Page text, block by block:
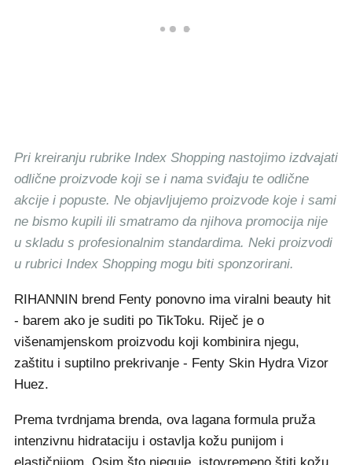
Pri kreiranju rubrike Index Shopping nastojimo izdvajati
odlične proizvode koji se i nama sviđaju te odlične
akcije i popuste. Ne objavljujemo proizvode koje i sami
ne bismo kupili ili smatramo da njihova promocija nije
u skladu s profesionalnim standardima. Neki proizvodi
u rubrici Index Shopping mogu biti sponzorirani.
RIHANNIN brend Fenty ponovno ima viralni beauty hit
- barem ako je suditi po TikToku. Riječ je o
višenamjenskom proizvodu koji kombinira njegu,
zaštitu i suptilno prekrivanje - Fenty Skin Hydra Vizor
Huez.
Prema tvrdnjama brenda, ova lagana formula pruža
intenzivnu hidrataciju i ostavlja kožu punijom i